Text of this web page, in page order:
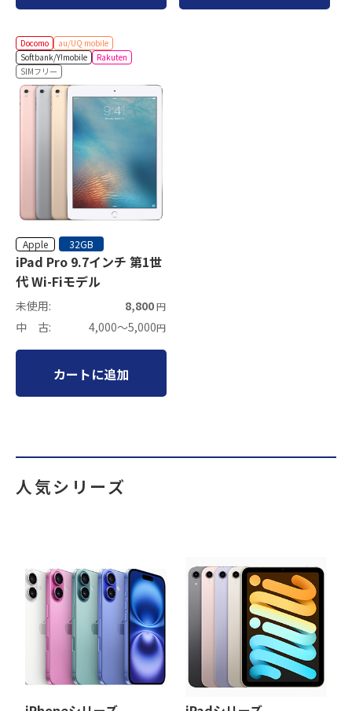
Docomo
au/UQ mobile
Softbank/Y!mobile
Rakuten
SIMフリー
Apple 32GB
iPad Pro 9.7インチ 第1世
代 Wi-Fiモデル
未使用: 8,800円
中 古: 4,000～5,000円
カートに追加
人気シリーズ